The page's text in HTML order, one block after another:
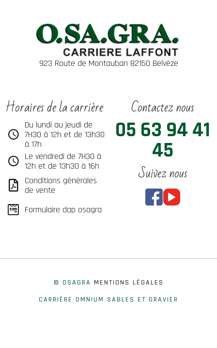
923 Route de Montauban 82150 Belvèze
Horaires de la carrière
Du lundi au jeudi de
7H30 à 12h et de 13h30
à 17h
Le vendredi de 7H30 à
12h et de 13h30 à 16h
Conditions générales
de vente
Formulaire dap osagra
Contactez nous
05 63 94 41
45
Suivez nous
© OSAGRA MENTIONS LÉGALES
CARRIÈRE OMNIUM SABLES ET GRAVIER